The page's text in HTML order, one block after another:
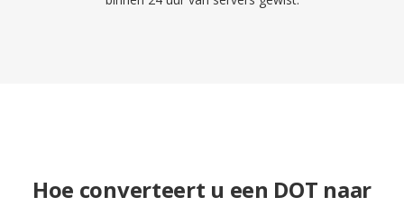
Hoe converteert u een DOT naar